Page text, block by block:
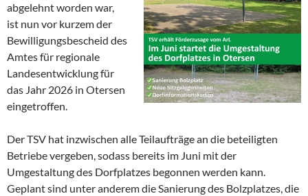
abgelehnt worden war,
ist nun vor kurzem der
Bewilligungsbescheid des
Amtes für regionale
Landesentwicklung für
das Jahr 2026 in Otersen
eingetroffen.
Der TSV hat inzwischen alle Teilaufträge an die beteiligten
Betriebe vergeben, sodass bereits im Juni mit der
Umgestaltung des Dorfplatzes begonnen werden kann.
Geplant sind unter anderem die Sanierung des Bolzplatzes, die